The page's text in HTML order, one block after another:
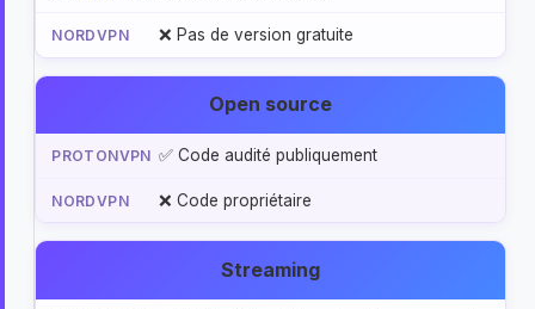
❌ Pas de version gratuite
Open source
✅ Code audité publiquement
❌ Code propriétaire
Streaming